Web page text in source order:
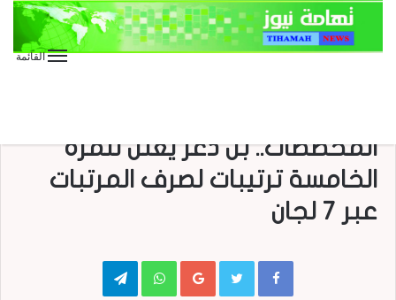
القائمة
المخصصات.. بن دغر يعلن للمرة
الخامسة ترتيبات لصرف المرتبات
عبر 7 لجان
Google+
WhatsApp
Telegram